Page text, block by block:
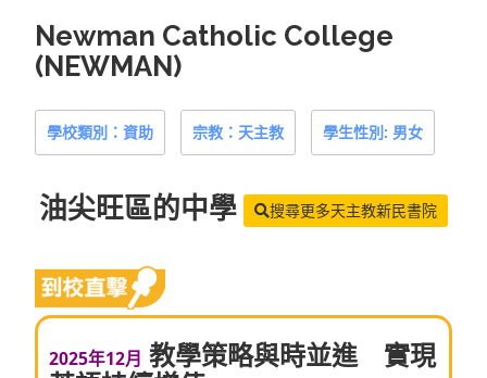
Newman Catholic College
(NEWMAN)
學校類別：資助 宗教：天主教 學生性別: 男女
油尖旺區的中學 搜尋更多天主教新民書院
2025年12月 教學策略與時並進 實現